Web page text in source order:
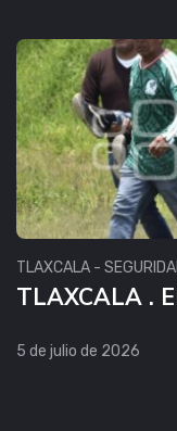
TLAXCALA -
TLAXCALA .
5 de julio de 2026